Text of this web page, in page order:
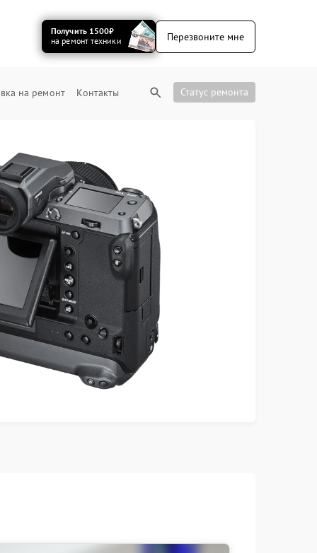
Получить 1500₽
на ремонт техники
Перезвоните мне
на ремонт Контакты Статус ремонта